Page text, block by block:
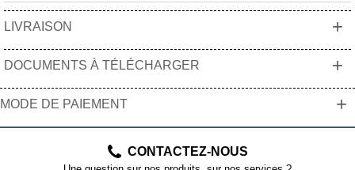
LIVRAISON +
DOCUMENTS À TÉLÉCHARGER +
MODE DE PAIEMENT +
CONTACTEZ-NOUS